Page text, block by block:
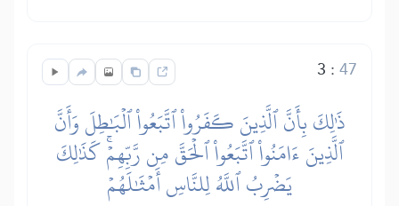
3 :47
ذَٰلِكَ بِأَنَّ ٱلَّذِينَ كَفَرُواْ ٱتَّبَعُواْ ٱلۡبَٰطِلَ وَأَنَّ
ٱلَّذِينَ ءَامَنُواْ ٱتَّبَعُواْ ٱلۡحَقَّ مِن رَّبِّهِمۡۚ كَذَٰلِكَ
يَضۡرِبُ ٱللَّهُ لِلنَّاسِ أَمۡثَٰلَهُمۡ